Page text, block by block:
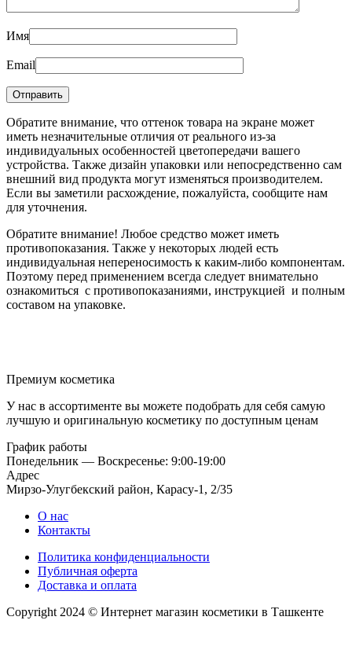
Имя
Email
Обратите внимание, что оттенок товара на экране может
иметь незначительные отличия от реального из-за
индивидуальных особенностей цветопередачи вашего
устройства. Также дизайн упаковки или непосредственно сам
внешний вид продукта могут изменяться производителем.
Если вы заметили расхождение, пожалуйста, сообщите нам
для уточнения.
Обратите внимание! Любое средство может иметь
противопоказания. Также у некоторых людей есть
индивидуальная непереносимость к каким-либо компонентам.
Поэтому перед применением всегда следует внимательно
ознакомиться с противопоказаниями, инструкцией и полным
составом на упаковке.
Премиум косметика
У нас в ассортименте вы можете подобрать для себя самую
лучшую и оригинальную косметику по доступным ценам
График работы
Понедельник — Воскресенье: 9:00-19:00
Адрес
Мирзо-Улугбекский район, Карасу-1, 2/35
О нас
Контакты
Политика конфиденциальности
Публичная оферта
Доставка и оплата
Copyright 2024 © Интернет магазин косметики в Ташкенте